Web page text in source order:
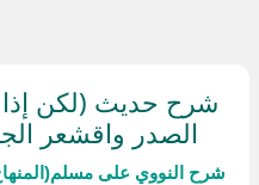
شرح حديث (لكن
الصدر واقشعر
شرح النووي على